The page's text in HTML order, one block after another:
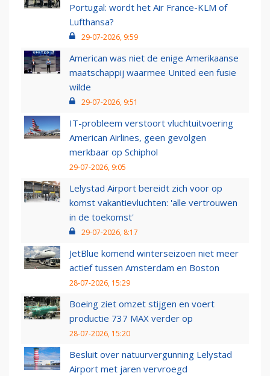
Portugal: wordt het Air France-KLM of
Lufthansa?
29-07-2026, 9:59
American was niet de enige Amerikaanse
maatschappij waarmee United een fusie
wilde
29-07-2026, 9:51
IT-probleem verstoort vluchtuitvoering
American Airlines, geen gevolgen
merkbaar op Schiphol
29-07-2026, 9:05
Lelystad Airport bereidt zich voor op
komst vakantievluchten: 'alle vertrouwen
in de toekomst'
29-07-2026, 8:17
JetBlue komend winterseizoen niet meer
actief tussen Amsterdam en Boston
28-07-2026, 15:29
Boeing ziet omzet stijgen en voert
productie 737 MAX verder op
28-07-2026, 15:20
Besluit over natuurvergunning Lelystad
Airport met jaren vervroegd